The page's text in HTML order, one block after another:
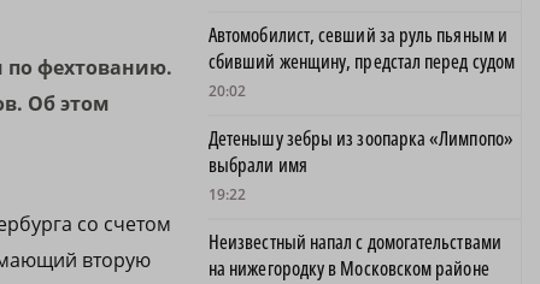
по фехтованию.
Об этом
со счетом
вторую
Автомобилист, севший за руль пьяным и
сбивший женщину, предстал перед судом
20:02
Детенышу зебры из зоопарка «Лимпопо»
выбрали имя
19:22
Неизвестный напал с домогательствами
на нижегородку в Московском районе